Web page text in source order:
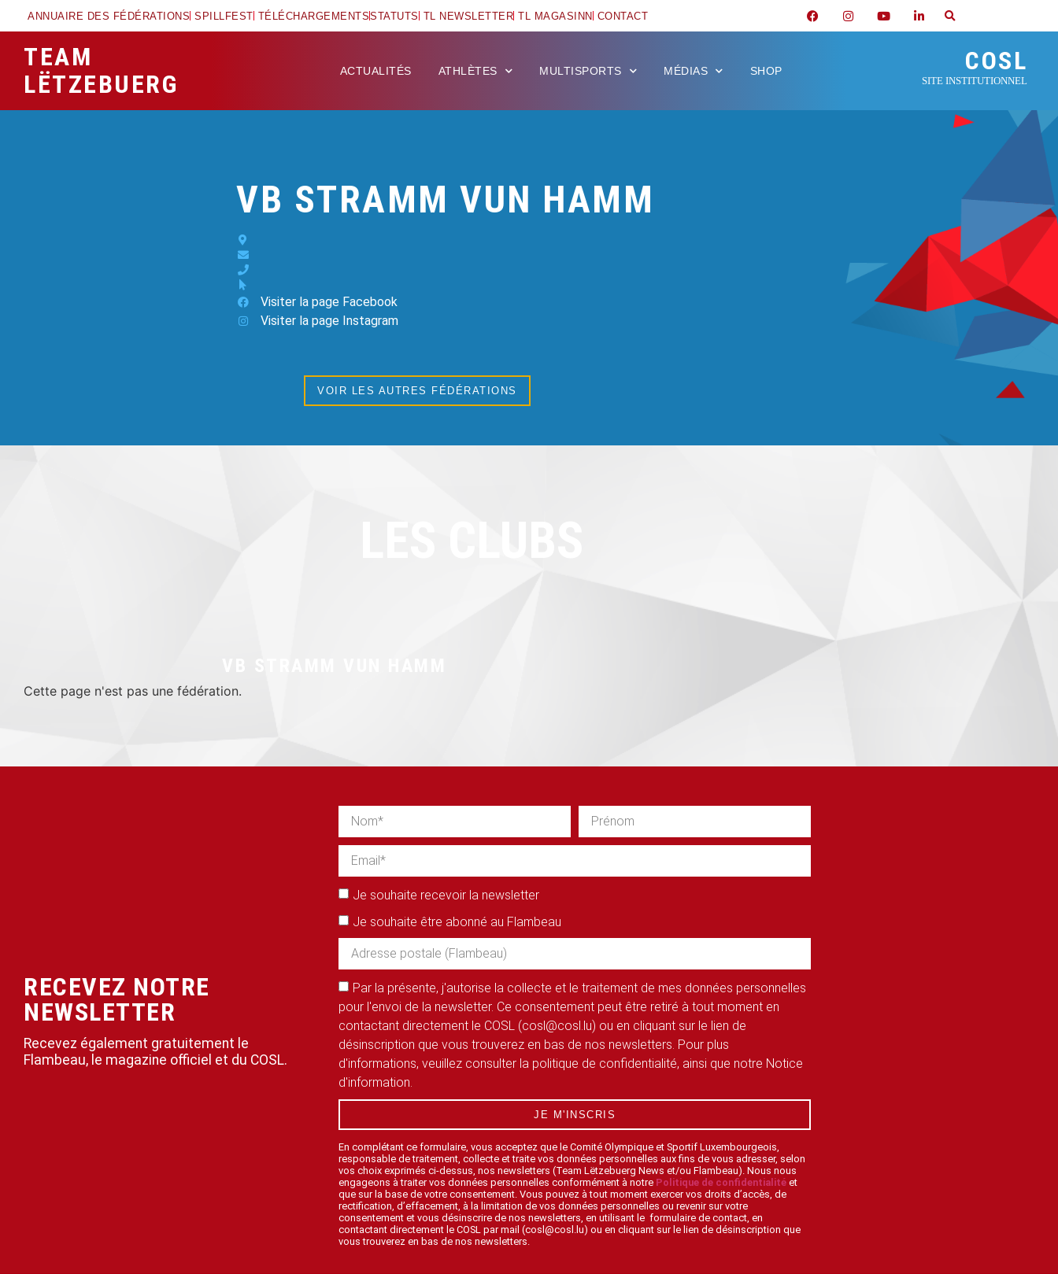
ANNUAIRE DES FÉDÉRATIONS SPILLFEST TÉLÉCHARGEMENTSSTATUTS TL NEWSLETTER TL MAGASINN CONTACT
TEAM
LËTZEBUERG
ACTUALITÉS ATHLÈTES MULTISPORTS MÉDIAS SHOP COSL
SITE INSTITUTIONNEL
VB STRAMM VUN HAMM
Visiter la page Facebook
Visiter la page Instagram
VOIR LES AUTRES FÉDÉRATIONS
Cette page n'est pas une fédération.
RECEVEZ NOTRE
NEWSLETTER
Recevez également gratuitement le
Flambeau, le magazine officiel et du COSL.
Je souhaite recevoir la newsletter
Je souhaite être abonné au Flambeau
Par la présente, j'autorise la collecte et le traitement de mes données personnelles
pour l'envoi de la newsletter. Ce consentement peut être retiré à tout moment en
contactant directement le COSL (cosl@cosl.lu) ou en cliquant sur le lien de
désinscription que vous trouverez en bas de nos newsletters. Pour plus
d'informations, veuillez consulter la politique de confidentialité, ainsi que notre Notice
d'information.
JE M'INSCRIS
En complétant ce formulaire, vous acceptez que le Comité Olympique et Sportif Luxembourgeois,
responsable de traitement, collecte et traite vos données personnelles aux fins de vous adresser, selon
vos choix exprimés ci-dessus, nos newsletters (Team Lëtzebuerg News et/ou Flambeau). Nous nous
engageons à traiter vos données personnelles conformément à notre Politique de confidentialité et
que sur la base de votre consentement. Vous pouvez à tout moment exercer vos droits d’accès, de
rectification, d’effacement, à la limitation de vos données personnelles ou revenir sur votre
consentement et vous désinscrire de nos newsletters, en utilisant le formulaire de contact, en
contactant directement le COSL par mail (cosl@cosl.lu) ou en cliquant sur le lien de désinscription que
vous trouverez en bas de nos newsletters.